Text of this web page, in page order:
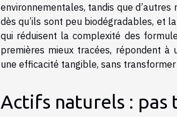
environnementales, tandis que
dès qu’ils sont peu biodégradables, et
qui réduisent la complexité des
premières mieux tracées, répondent
une efficacité tangible, sans
Actifs naturels : pas